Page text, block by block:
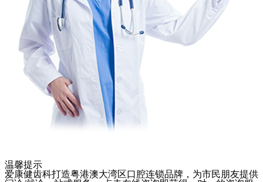
温馨提示
爱康健齿科打造粤港澳大湾区口腔连锁品牌，为市民朋友提供